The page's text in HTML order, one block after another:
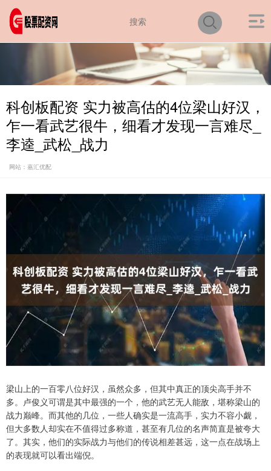
科创板配资 实力被高估的4位梁山好汉，
乍一看武艺很牛，细看才发现一言难尽_
李逵_武松_战力
网站：嘉汇优配
梁山上的一百零八位好汉，虽然众多，但其中真正的顶尖高手并不
多。卢俊义可谓是其中最强的一个，他的武艺无人能敌，堪称梁山的
战力巅峰。而其他的几位，一些人确实是一流高手，实力不容小觑，
但大多数人却实在不值得过多称道，甚至有几位的名声简直是被夸大
了。其实，他们的实际战力与他们的传说相差甚远，这一点在战场上
的表现就可以看出端倪。